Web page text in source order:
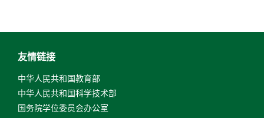
友情链接
中华人民共和国教育部
中华人民共和国科学技术部
国务院学位委员会办公室